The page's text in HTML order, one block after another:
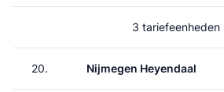
3 tariefeenheden
20. Nijmegen Heyendaal